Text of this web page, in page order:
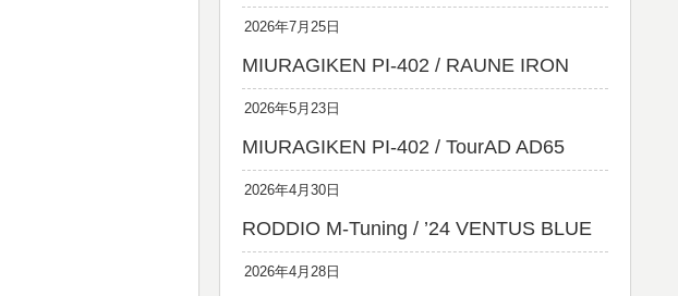
2026年7月25日
MIURAGIKEN PI-402 / RAUNE IRON
2026年5月23日
MIURAGIKEN PI-402 / TourAD AD65
2026年4月30日
RODDIO M-Tuning / ’24 VENTUS BLUE
2026年4月28日